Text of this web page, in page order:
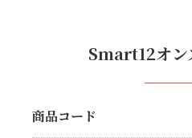
Smart12オ
商品コード